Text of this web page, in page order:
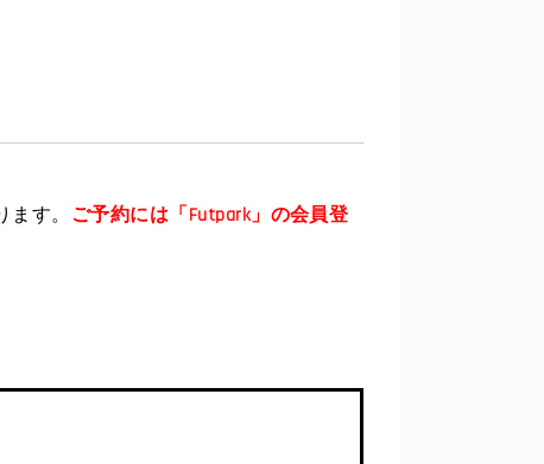
す。 ご予約には「Futpark」の会員登